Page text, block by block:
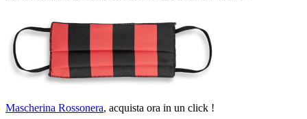
Mascherina Rossonera, acquista ora in un click !